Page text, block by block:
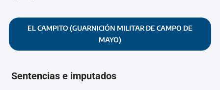
EL CAMPITO (GUARNICIÓN MILITAR DE CAMPO DE
MAYO)
Sentencias e imputados